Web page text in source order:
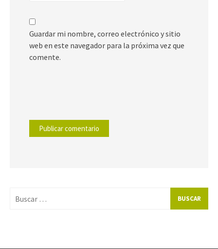
Guardar mi nombre, correo electrónico y sitio
web en este navegador para la próxima vez que
comente.
por: